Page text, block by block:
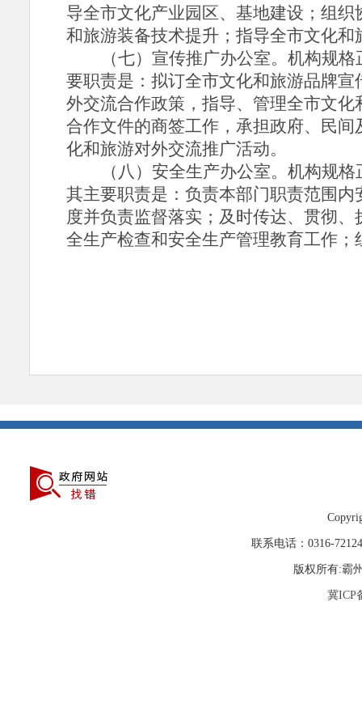
导全市文化产业园区、基地建设；组
和旅游装备技术提升；指导全市文化
（七）宣传推广办公室。 机构规格
要职责是：拟订全市文化和旅游品牌
外交流合作政策，指导、管理全市文
合作文件的商签工作，承担政府、民
化和旅游对外交流推广活动。
（八）安全生产办公室。 机构规格
其主要职责是：负责本部门职责范围
度并负责监督落实；及时传达、贯彻
全生产检查和安全生产管理教育工作
联系电话：0316-
版权所有:霸
冀ICP